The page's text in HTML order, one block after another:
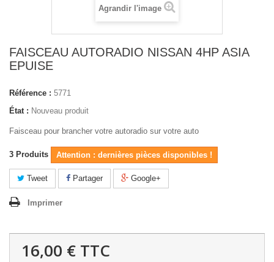
Agrandir l'image
FAISCEAU AUTORADIO NISSAN 4HP ASIA
EPUISE
Référence : 5771
État : Nouveau produit
Faisceau pour brancher votre autoradio sur votre auto
3 Produits Attention : dernières pièces disponibles !
Tweet Partager Google+
Imprimer
16,00 € TTC